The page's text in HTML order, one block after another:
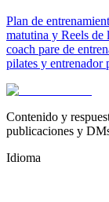
Plan de
matutina y Reels de
coach pare de
pilates y entrenador
Contenido y
publicaciones y
Idioma